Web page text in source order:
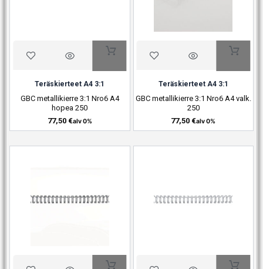
Teräskierteet A4 3:1
GBC metallikierre 3:1 Nro6 A4
hopea 250
77,50 €alv 0%
Teräskierteet A4 3:1
GBC metallikierre 3:1 Nro6 A4 valk.
250
77,50 €alv 0%